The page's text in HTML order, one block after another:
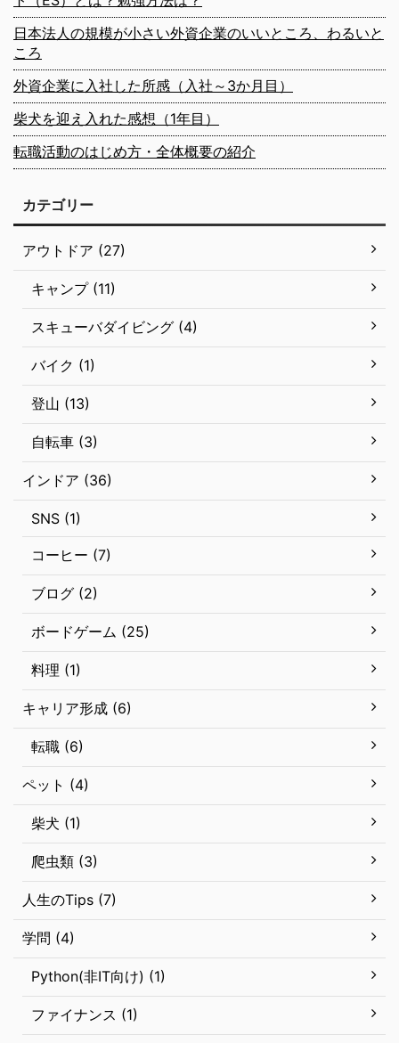
日本法人の規模が小さい外資企業のいいところ、わるいと
ころ
外資企業に入社した所感（入社～3か月目）
柴犬を迎え入れた感想（1年目）
転職活動のはじめ方・全体概要の紹介
カテゴリー
アウトドア (27)
キャンプ (11)
スキューバダイビング (4)
バイク (1)
登山 (13)
自転車 (3)
インドア (36)
SNS (1)
コーヒー (7)
ブログ (2)
ボードゲーム (25)
料理 (1)
キャリア形成 (6)
転職 (6)
ペット (4)
柴犬 (1)
爬虫類 (3)
人生のTips (7)
学問 (4)
Python(非IT向け) (1)
ファイナンス (1)